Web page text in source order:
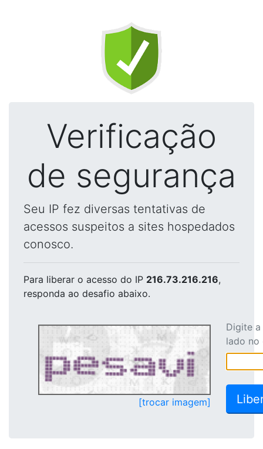
Verificação
de segurança
Seu IP fez diversas tentativas de
acessos suspeitos a sites hospedados
conosco.
Para liberar o acesso do IP 216.73.216.216,
responda ao desafio abaixo.
[trocar imagem]
Digite
lado no